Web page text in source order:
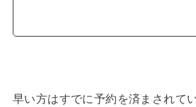
早い方はすでに予約を済まされて